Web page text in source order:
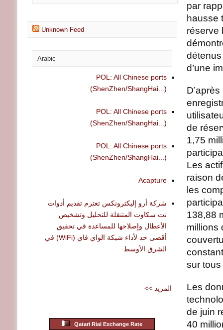
par
hausse
réserve
d’une
de
1,75
Les
raison
les
138,88
millions
sur
Les
de juin
40
Unknown Feed
Arabic
POL: All Chinese ports
(ShenZhen/ShangHai...)
POL: All Chinese ports
(ShenZhen/ShangHai...)
POL: All Chinese ports
(ShenZhen/ShangHai...)
Acapture
شركة أرو إليكترونكس تعتزم تقديم أدوات
نت سكاوت المتنقلة للتحليل وتشخيص
الأعطال وإصلاحها للمساعدة في تحقيق
أقصى حد لأداء شبكة الواي فاي (WiFi) في
الشرق الأوسط
<< المزيد
Qatari Rial Exchange Rate